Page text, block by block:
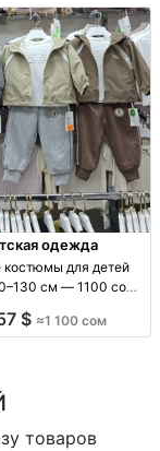
одежда
костюмы для детей
см — 1100 сом
1100 сом
$ ≈1 100 сом
товаров